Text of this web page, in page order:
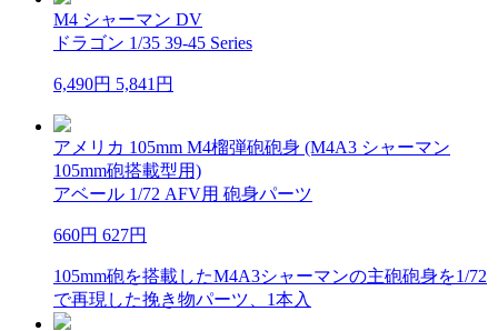
M4 シャーマン DV
ドラゴン 1/35 39-45 Series
6,490円 5,841円
アメリカ 105mm M4榴弾砲砲身 (M4A3 シャーマン
105mm砲搭載型用)
アベール 1/72 AFV用 砲身パーツ
660円 627円
105mm砲を搭載したM4A3シャーマンの主砲砲身を1/72
で再現した挽き物パーツ、1本入